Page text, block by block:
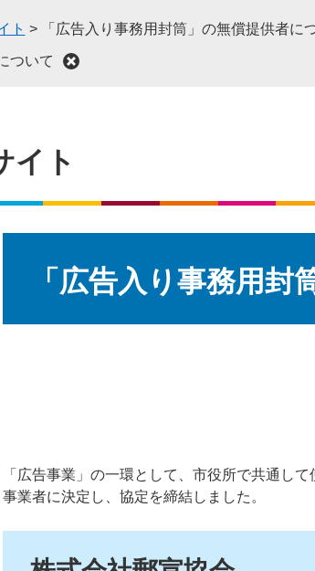
ト > 「広告入り事務用封筒」の無償提供者に
ついて
イト
「広告入り事務用
「広告事業」の一環として、市役所で共通し
事業者に決定し、協定を締結しました。